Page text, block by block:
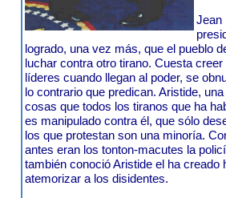
Jean
logrado, una vez más, que el pueblo
luchar contra otro tirano. Cuesta
líderes cuando llegan al poder, se
lo contrario que predican. Aristide,
cosas que todos los tiranos que ha
es manipulado contra él, que sólo
los que protestan son una minoría.
antes eran los tonton-macutes la
también conoció Aristide el ha creado
atemorizar a los disidentes.